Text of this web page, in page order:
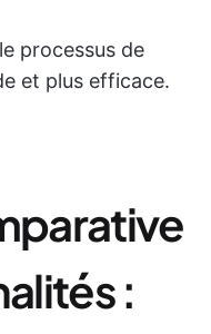
processus de
et plus efficace.
: